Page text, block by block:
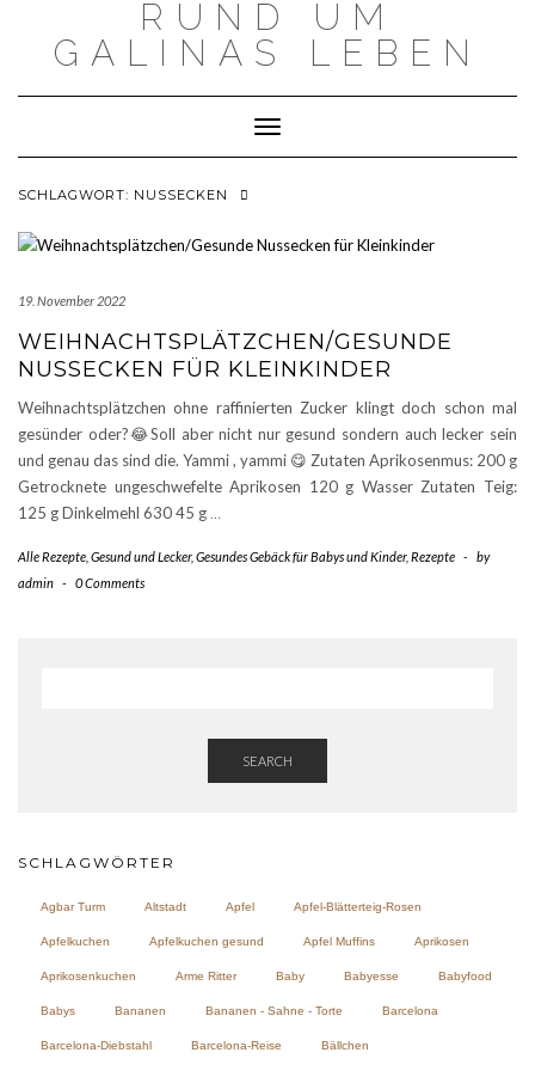
RUND UM
GALINAS LEBEN
Toggle Navigation
SCHLAGWORT: NUSSECKEN
19. November 2022
WEIHNACHTSPLÄTZCHEN/GESUNDE
NUSSECKEN FÜR KLEINKINDER
Weihnachtsplätzchen ohne raffinierten Zucker klingt doch schon mal
gesünder oder?😂Soll aber nicht nur gesund sondern auch lecker sein
und genau das sind die. Yammi , yammi 😋 Zutaten Aprikosenmus: 200 g
Getrocknete ungeschwefelte Aprikosen 120 g Wasser Zutaten Teig:
125 g Dinkelmehl 630 45 g …
Alle Rezepte Gesund und Lecker, Gesundes Gebäck für Babys und Kinder, Rezepte -
by
admin - 0 Comments
SEARCH
SCHLAGWÖRTER
Agbar Turm Altstadt Apfel Apfel-Blätterteig-Rosen
Apfelkuchen Apfelkuchen gesund Apfel Muffins Aprikosen
Aprikosenkuchen Arme Ritter Baby Babyesse Babyfood
Babys Bananen Bananen - Sahne - Torte Barcelona
Barcelona-Diebstahl Barcelona-Reise Bällchen